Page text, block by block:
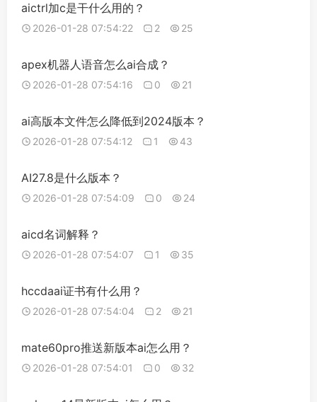
aictrl加c是干什么用的？
2026-01-28 07:54:22 2 25
apex机器人语音怎么ai合成？
2026-01-28 07:54:16 0 21
ai高版本文件怎么降低到2024版本？
2026-01-28 07:54:12 1 43
AI27.8是什么版本？
2026-01-28 07:54:09 0 24
aicd名词解释？
2026-01-28 07:54:07 1 35
hccdaai证书有什么用？
2026-01-28 07:54:04 2 21
mate60pro推送新版本ai怎么用？
2026-01-28 07:54:01 0 32